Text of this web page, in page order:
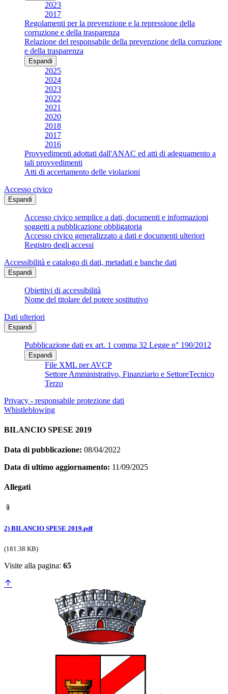
2023
2017
Regolamenti per la prevenzione e la repressione della
corruzione e della trasparenza
Relazione del responsabile della prevenzione della corruzione
e della trasparenza
Espandi
2025
2024
2023
2022
2021
2020
2018
2017
2016
Provvedimenti adottati dall'ANAC ed atti di adeguamento a
tali provvedimenti
Atti di accertamento delle violazioni
Accesso civico
Espandi
Accesso civico semplice a dati, documenti e informazioni
soggetti a pubblicazione obbligatoria
Accesso civico generalizzato a dati e documenti ulteriori
Registro degli accessi
Accessibilità e catalogo di dati, metadati e banche dati
Espandi
Obiettivi di accessibilità
Nome del titolare del potere sostitutivo
Dati ulteriori
Espandi
Pubblicazione dati ex art. 1 comma 32 Legge n° 190/2012
Espandi
File XML per AVCP
Settore Amministrativo, Finanziario e SettoreTecnico
Terzo
Privacy - responsabile protezione dati
Whistleblowing
BILANCIO SPESE 2019
Data di pubblicazione: 08/04/2022
Data di ultimo aggiornamento: 11/09/2025
Allegati
2) BILANCIO SPESE 2019.pdf
(181.38 KB)
Visite alla pagina: 65